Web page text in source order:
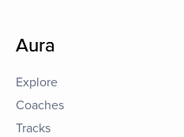
Aura
Explore
Coaches
Tracks